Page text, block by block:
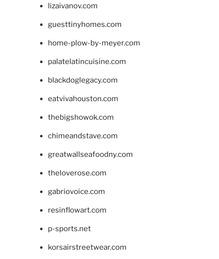
lizaivanov.com
guesttinyhomes.com
home-plow-by-meyer.com
palatelatincuisine.com
blackdoglegacy.com
eatvivahouston.com
thebigshowok.com
chimeandstave.com
greatwallseafoodny.com
theloverose.com
gabriovoice.com
resinflowart.com
p-sports.net
korsairstreetwear.com